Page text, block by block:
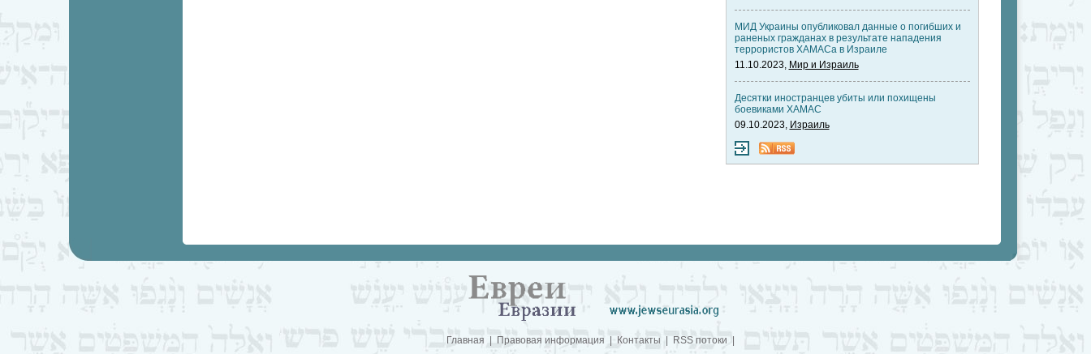
МИД Украины опубликовал данные о погибших и
раненых гражданах в результате нападения
террористов ХАМАСа в Израиле
11.10.2023, Мир и Израиль
Десятки иностранцев убиты или похищены
боевиками ХАМАС
09.10.2023, Израиль
Главная Правовая информация Контакты RSS потоки